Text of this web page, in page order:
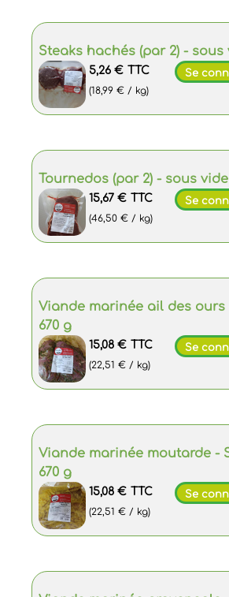
Steaks hachés (par 2) - sous
5,26 € TTC
(18,99 € / kg)
Se
Tournedos (par 2) - sous vide
15,67 € TTC
(46,50 € / kg)
Se
Viande marinée ail des ours
670 g
15,08 € TTC
(22,51 € / kg)
Se
Viande marinée moutarde -
670 g
15,08 € TTC
(22,51 € / kg)
Se